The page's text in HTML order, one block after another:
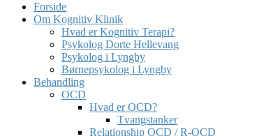
Forside
Om Kognitiv Klinik
Hvad er Kognitiv Terapi?
Psykolog Dorte Hellevang
Psykolog i Lyngby
Børnepsykolog i Lyngby
Behandling
OCD
Hvad er OCD?
Tvangstanker
Relationship OCD / R-OCD